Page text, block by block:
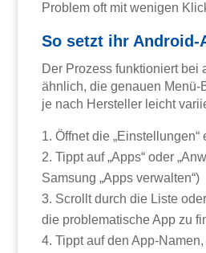
Problem oft mit wenigen
So setzt ihr Android-
Der Prozess funktioniert bei
ähnlich, die genauen Menü-
je nach Hersteller leicht
Öffnet die
Tippt auf „Apps“ oder
Samsung „Apps verwalten“)
Scrollt durch die Liste
die problematische App zu
Tippt auf den App-